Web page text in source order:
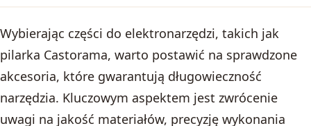
Wybierając części do elektronarzędzi, takich jak
pilarka Castorama, warto postawić na sprawdzone
akcesoria, które gwarantują długowieczność
narzędzia. Kluczowym aspektem jest zwrócenie
uwagi na jakość materiałów, precyzję wykonania